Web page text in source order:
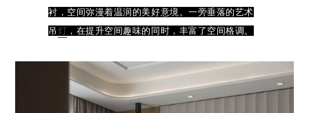
衬，空间弥漫着温润的美好意境。一旁垂落的艺术
吊 灯 ，在提升空间趣味的同时，丰富了空间格调。